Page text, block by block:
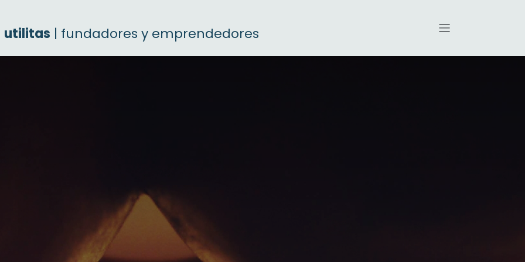
utilitas | fundadores y emprendedores